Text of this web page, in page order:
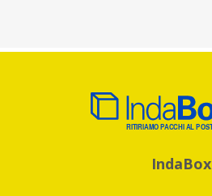
IndaBox